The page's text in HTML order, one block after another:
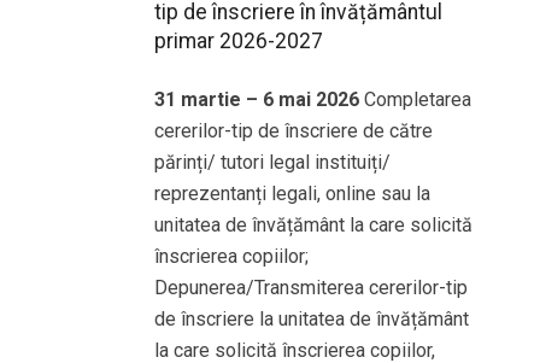
tip de înscriere în învățământul
primar 2026-2027
31 martie – 6 mai 2026 Completarea
cererilor-tip de înscriere de către
părinți/ tutori legal instituiți/
reprezentanți legali, online sau la
unitatea de învățământ la care solicită
înscrierea copiilor;
Depunerea/Transmiterea cererilor-tip
de înscriere la unitatea de învățământ
la care solicită înscrierea copiilor,